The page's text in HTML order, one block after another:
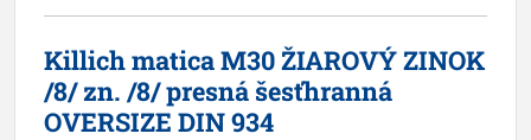
Killich matica M30 ŽIAROVÝ ZINOK
/8/ zn. /8/ presná šesťhranná
OVERSIZE DIN 934